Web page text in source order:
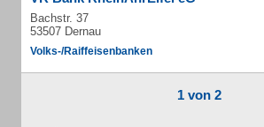
Bachstr. 37
53507 Dernau
Volks-/Raiffeisenbanken
1 von 2